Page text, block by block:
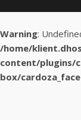
Warning:
/home/
content/plugins/
box/